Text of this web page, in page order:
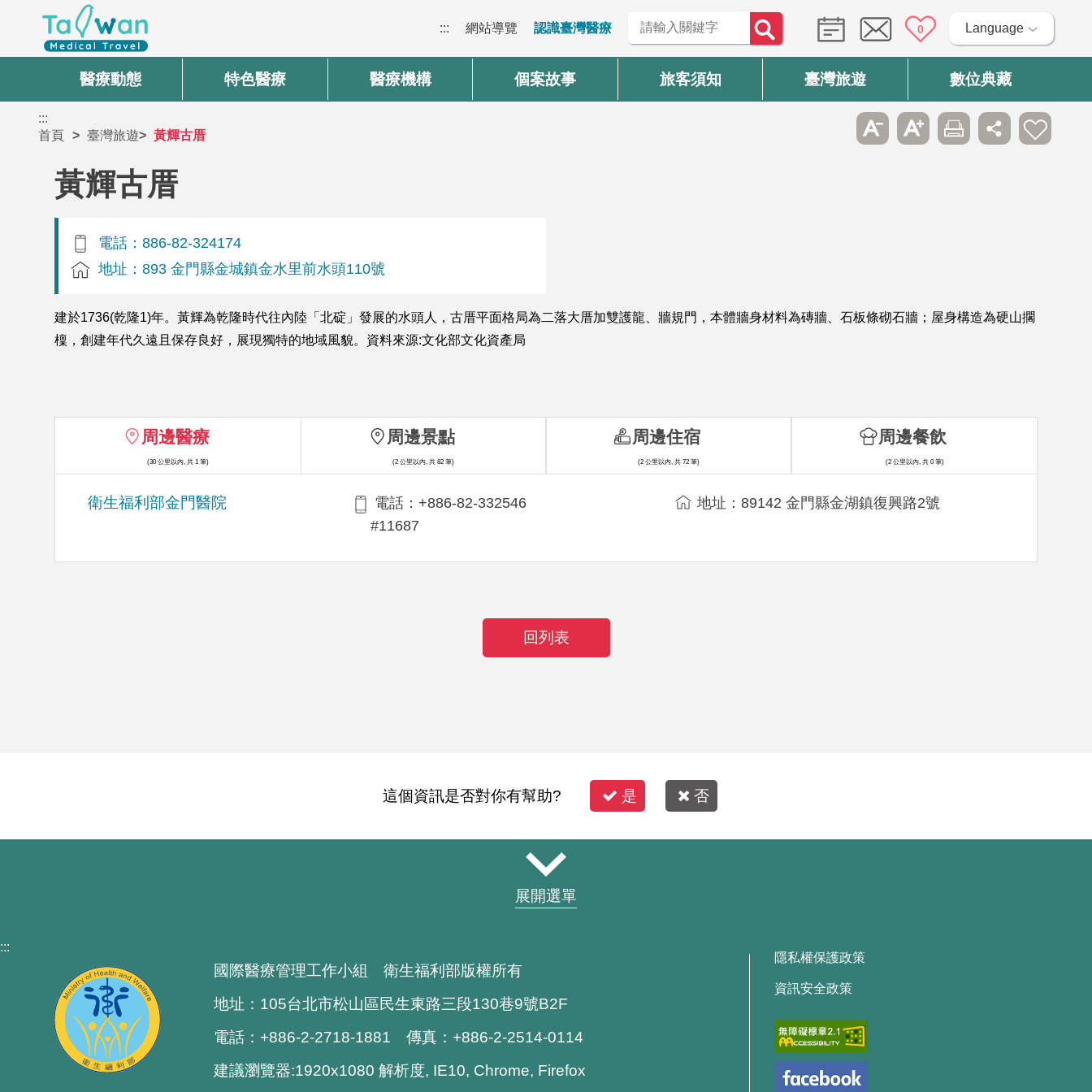
::: 網站導覽 認識臺灣醫療 0 Language
醫療動態 特色醫療 醫療機構 個案故事 旅客須知 臺灣旅遊 數位典藏
:::
首頁
臺灣旅遊 黃輝古厝
黃輝古厝
電話：886-82-324174
地址：893 金門縣金城鎮金水里前水頭110號
建於1736(乾隆1)年。黃輝為乾隆時代往內陸「北碇」發展的水頭人，古厝平面格局為二落大厝加雙護龍、牆規門，本體牆身材料為磚牆、石板條砌石牆；屋身構造為硬山擱
檁，創建年代久遠且保存良好，展現獨特的地域風貌。資料來源:文化部文化資產局
周邊醫療
(30 公里以內, 共 1 筆)
衛生福利部金門醫院
電話：+886-82-332546
#11687
地址：89142 金門縣金湖鎮復興路2號
周邊景點
(2 公里以內, 共 82 筆)
周邊住宿
(2 公里以內, 共 72 筆)
周邊餐飲
(2 公里以內, 共 0 筆)
回列表
這個資訊是否對你有幫助? 是 否
展開選單
:::
國際醫療管理工作小組 衛生福利部版權所有
地址：105台北市松山區民生東路三段130巷9號B2F
電話：+886-2-2718-1881 傳真：+886-2-2514-0114
建議瀏覽器:1920x1080 解析度, IE10, Chrome, Firefox
隱私權保護政策
資訊安全政策